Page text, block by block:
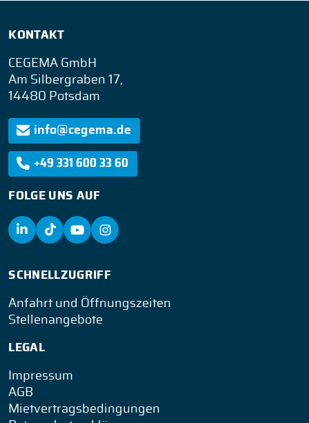
KONTAKT
CEGEMA GmbH
Am Silbergraben 17,
14480 Potsdam
info@cegema.de
+49 331 600 33 60
FOLGE UNS AUF
SCHNELLZUGRIFF
Anfahrt und Öffnungszeiten
Stellenangebote
LEGAL
Impressum
AGB
Mietvertragsbedingungen